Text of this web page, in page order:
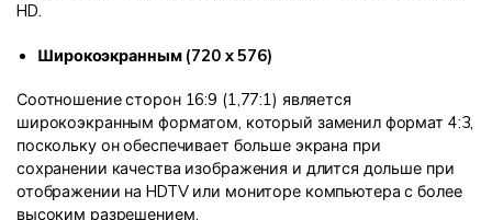
HD.
Широкоэкранным (720 x 576)
Соотношение сторон 16:9 (1,77:1) является
широкоэкранным форматом, который заменил формат 4:3,
поскольку он обеспечивает больше экрана при
сохранении качества изображения и длится дольше при
отображении на HDTV или мониторе компьютера с более
высоким разрешением.